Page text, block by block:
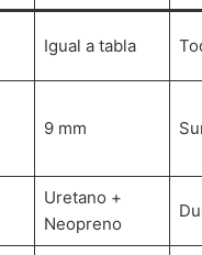
Igual a tabla
9 mm
Uretano +
Neopreno